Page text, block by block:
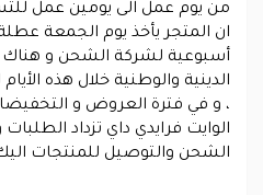
من يوم عمل الى يومين عمل
ان المتجر يأخذ يوم الجمعة
أسبوعية لشركة الشحن و
الدينية والوطنية خلال هذه
، و في فترة العروض و
الوايت فرايدي داي تزداد الطلبات
الشحن والتوصيل للمنتجات